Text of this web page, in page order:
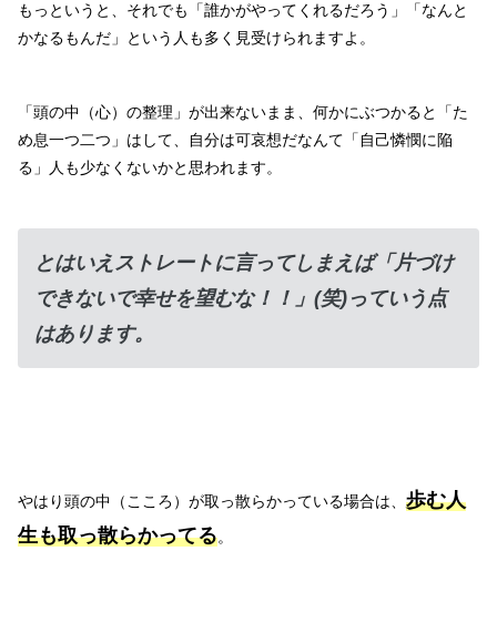
もっというと、それでも「誰かがやってくれるだろう」「なんと
かなるもんだ」という人も多く見受けられますよ。
「頭の中（心）の整理」が出来ないまま、何かにぶつかると「た
め息一つ二つ」はして、自分は可哀想だなんて「自己憐憫に陥
る」人も少なくないかと思われます。
とはいえストレートに言ってしまえば「片づけ
できないで幸せを望むな！！」(笑)っていう点
はあります。
やはり頭の中（こころ）が取っ散らかっている場合は、 歩む人
生も取っ散らかってる。